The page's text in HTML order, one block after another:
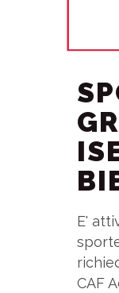
E'
CAF